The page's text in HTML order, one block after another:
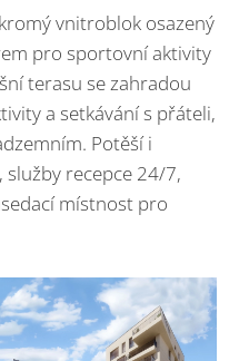
vnitroblok osazený
pro sportovní aktivity
terasu se zahradou
a setkávání s přáteli,
Potěší i
recepce 24/7,
místnost pro